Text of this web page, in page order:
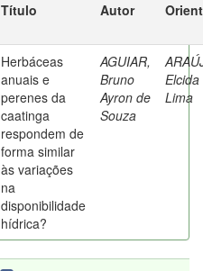
Título Autor
Herbáceas
anuais e
perenes da
caatinga
respondem de
forma similar
às variações
na
disponibilidade
hídrica?
AGUIAR,
Bruno
Ayron de
Souza
Elcida
Lima